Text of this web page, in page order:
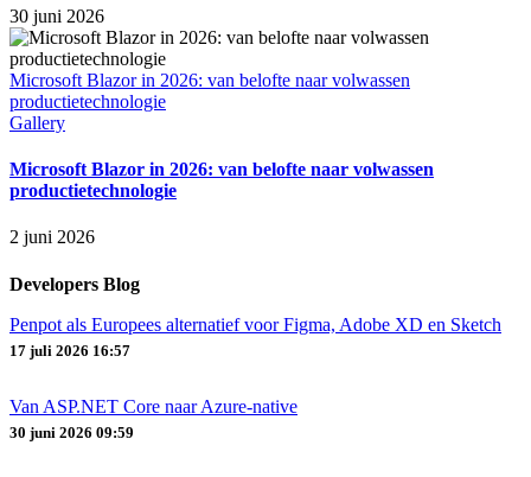
30 juni 2026
Microsoft Blazor in 2026: van belofte naar volwassen
productietechnologie
Gallery
Microsoft Blazor in 2026: van belofte naar volwassen
productietechnologie
2 juni 2026
Developers Blog
Penpot als Europees alternatief voor Figma, Adobe XD en Sketch
17 juli 2026 16:57
Van ASP.NET Core naar Azure‑native
30 juni 2026 09:59